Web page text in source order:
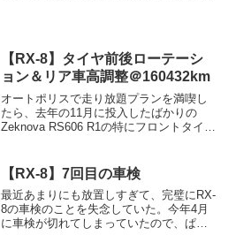
【RX-8】タイヤ前後ローテーシ
ョン＆リア車高調整＠160432km
オートポリスで走り放題プランを満喫し
たら、去年の11月に投入したばかりの
Zeknova RS606 R1の特にフロントタイヤ
たので、その辺の調整も行う。タイヤロ
ーテーシ...
【RX-8】7回目の車検
最近あまりにも放置しすぎて、完璧にRX-
8の車検のことを失念していた。今年4月
に車検が切れてしまっていたので、ぱっ